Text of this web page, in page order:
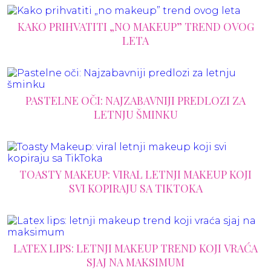
KAKO PRIHVATITI „NO MAKEUP” TREND OVOG
LETA
PASTELNE OČI: NAJZABAVNIJI PREDLOZI ZA
LETNJU ŠMINKU
TOASTY MAKEUP: VIRAL LETNJI MAKEUP KOJI
SVI KOPIRAJU SA TIKTOKA
LATEX LIPS: LETNJI MAKEUP TREND KOJI VRAĆA
SJAJ NA MAKSIMUM